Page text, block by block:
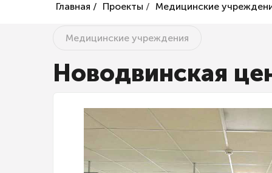
Главная / Проекты / Медицинские
Медицинские учреждения
Новодвинская